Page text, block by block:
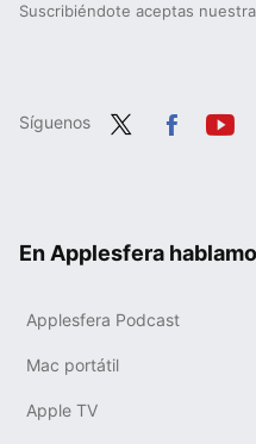
Suscribiéndote aceptas nuestra
Síguenos
En Applesfera
Applesfera Podcast
Mac portátil
Apple TV